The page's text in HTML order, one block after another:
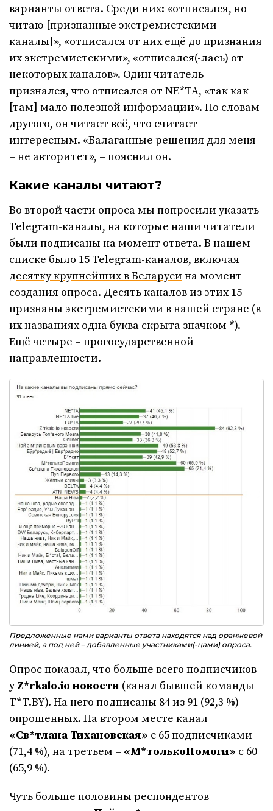
варианты ответа. Среди них: «отписался, но
читаю [признанные экстремистскими
каналы]», «отписался от них ещё до признания
их экстремистскими», «отписался(-лась) от
некоторых каналов». Один читатель
признался, что отписался от NE*TA, «так как
[там] мало полезной информации». По словам
другого, он читает всё, что считает
интересным. «Балаганные решения для меня
– не авторитет», – пояснил он.
Какие каналы читают?
Во второй части опроса мы попросили указать
Telegram-каналы, на которые наши читатели
были подписаны на момент ответа. В нашем
списке было 15 Telegram-каналов, включая
десятку крупнейших в Беларуси на момент
создания опроса. Десять каналов из этих 15
признаны экстремистскими в нашей стране (в
их названиях одна буква скрыта значком *).
Ещё четыре – прогосударственной
направленности.
Предложенные нами варианты ответа находятся над оранжевой
линией, а под ней – добавленные участниками(-цами) опроса.
Опрос показал, что больше всего подписчиков
уZ*rkalo.io новости (канал бывшей команды
T*T.BY). На него подписаны 84 из 91 (92,3 %)
опрошенных. На втором месте канал
«Св*тлана Тихановская» с 65 подписчиками
(71,4 %), на третьем – «М*толькоПомоги» с 60
(65,9 %).
Чуть больше половины респондентов